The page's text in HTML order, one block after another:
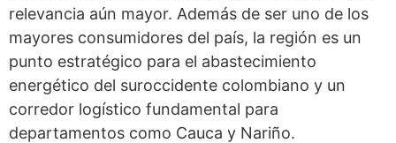
relevancia aún mayor. Además de ser uno de los
mayores consumidores del país, la región es un
punto estratégico para el abastecimiento
energético del suroccidente colombiano y un
corredor logístico fundamental para
departamentos como Cauca y Nariño.